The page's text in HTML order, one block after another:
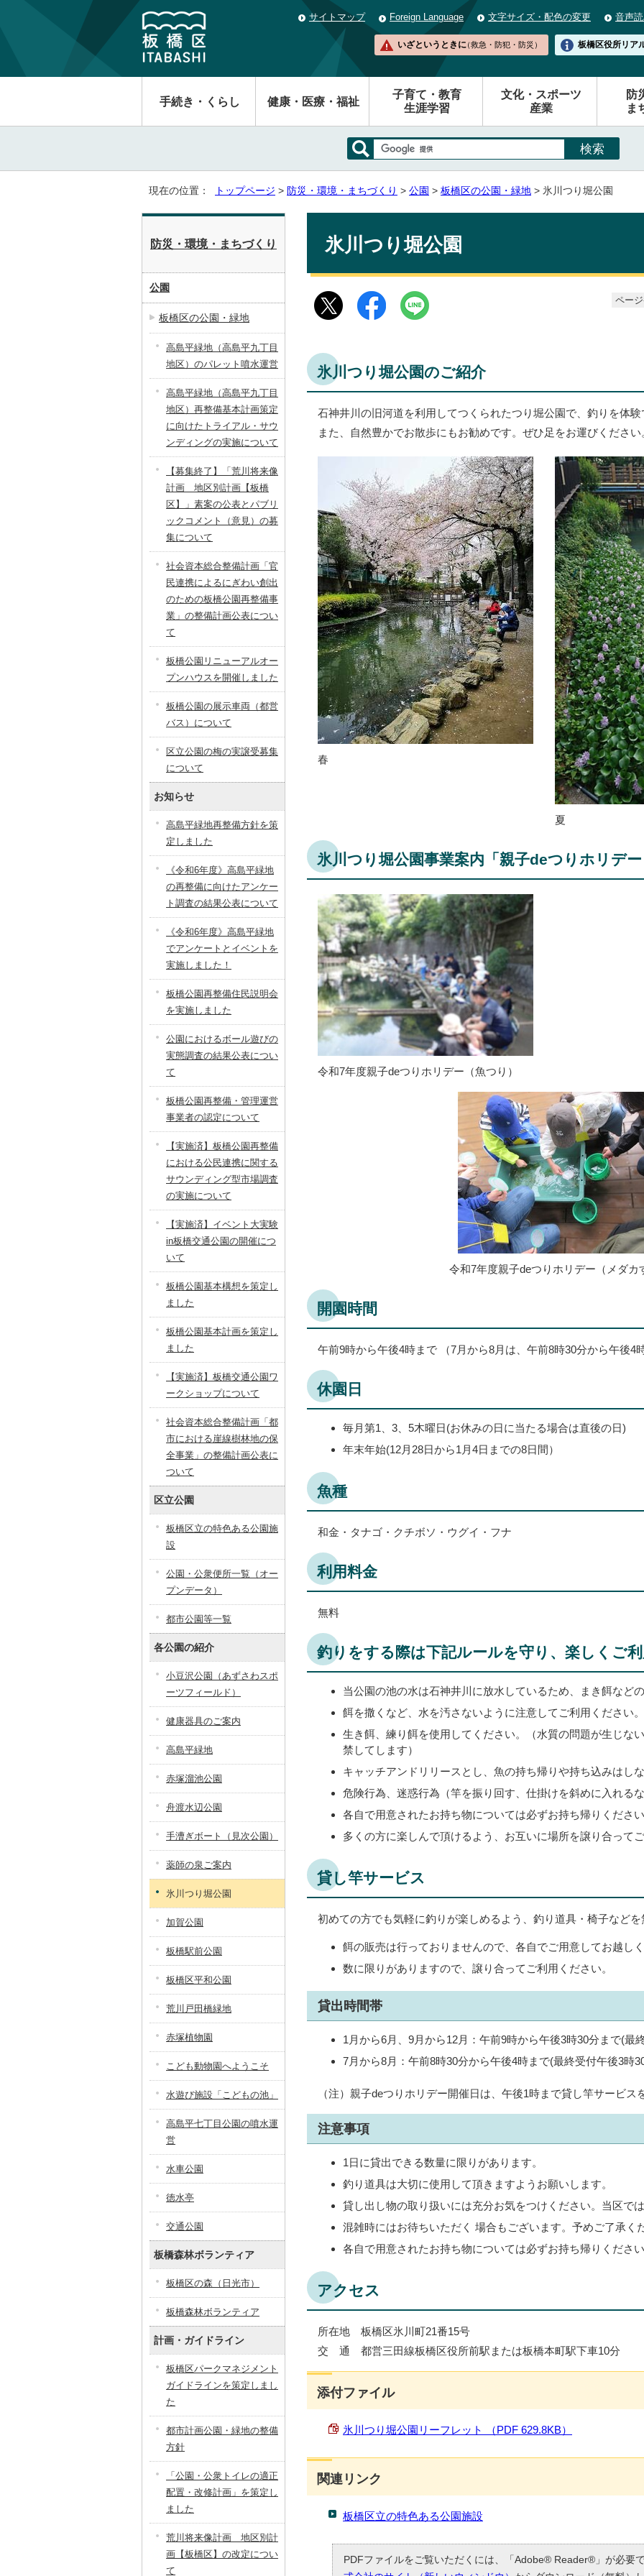
サイトマップ Foreign Language 文字サイズ・配色の変更 音声
いざというときに（救急・防犯・防災） 板橋区役所リア
手続き・くらし 健康・医療・福祉
子育て・教育
生涯学習
文化・スポーツ
産業
防
ま
現在の位置： トップページ > 防災・環境・まちづくり > 公園 > 板橋区の公園・緑地 > 氷川つり堀公園
氷川つり堀公園
ペー
氷川つり堀公園のご紹介
石神井川の旧河道を利用してつくられたつり堀公園で、釣りを体
また、自然豊かでお散歩にもお勧めです。ぜひ足をお運びください
春
夏
氷川つり堀公園事業案内「親子deつりホリデ
令和7年度親子deつりホリデー（魚つり）
令和7年度親子deつりホリデー（メダカ
開園時間
午前9時から午後4時まで （7月から8月は、午前8時30分から午後4
休園日
毎月第1、3、5木曜日(お休みの日に当たる場合は直後の日)
年末年始(12月28日から1月4日までの8日間）
魚種
和金・タナゴ・クチボソ・ウグイ・フナ
利用料金
無料
釣りをする際は下記ルールを守り、楽しくご
当公園の池の水は石神井川に放水しているため、まき餌など
餌を撒くなど、水を汚さないように注意してご利用ください。
生き餌、練り餌を使用してください。（水質の問題が生じな
禁してします）
キャッチアンドリリースとし、魚の持ち帰りや持ち込みはし
危険行為、迷惑行為（竿を振り回す、仕掛けを斜めに入れる
各自で用意されたお持ち物については必ずお持ち帰りくださ
多くの方に楽しんで頂けるよう、お互いに場所を譲り合って
貸し竿サービス
初めての方でも気軽に釣りが楽しめるよう、釣り道具・椅子など
餌の販売は行っておりませんので、各自でご用意してお越し
数に限りがありますので、譲り合ってご利用ください。
貸出時間帯
1月から6月、9月から12月：午前9時から午後3時30分まで(最
7月から8月：午前8時30分から午後4時まで(最終受付午後3時
（注）親子deつりホリデー開催日は、午後1時まで貸し竿サービス
注意事項
1日に貸出できる数量に限りがあります。
釣り道具は大切に使用して頂きますようお願いします。
貸し出し物の取り扱いには充分お気をつけください。当区で
混雑時にはお待ちいただく 場合もございます。予めご了承く
各自で用意されたお持ち物については必ずお持ち帰りくださ
アクセス
所在地 板橋区氷川町21番15号
交 通 都営三田線板橋区役所前駅または板橋本町駅下車10分
添付ファイル
氷川つり堀公園リーフレット （PDF 629.8KB）
関連リンク
板橋区立の特色ある公園施設
PDFファイルをご覧いただくには、「Adobe® Reader®」が必要
防災・環境・まちづくり
公園
板橋区の公園・緑地
高島平緑地（高島平九丁目
地区）のパレット噴水運営
高島平緑地（高島平九丁目
地区）再整備基本計画策定
に向けたトライアル・サウ
ンディングの実施について
【募集終了】「荒川将来像
計画 地区別計画【板橋
区】」素案の公表とパブリ
ックコメント（意見）の募
集について
社会資本総合整備計画「官
民連携によるにぎわい創出
のための板橋公園再整備事
業」の整備計画公表につい
て
板橋公園リニューアルオー
プンハウスを開催しました
板橋公園の展示車両（都営
バス）について
区立公園の梅の実譲受募集
について
お知らせ
高島平緑地再整備方針を策
定しました
《令和6年度》高島平緑地
の再整備に向けたアンケー
ト調査の結果公表について
《令和6年度》高島平緑地
でアンケートとイベントを
実施しました！
板橋公園再整備住民説明会
を実施しました
公園におけるボール遊びの
実態調査の結果公表につい
て
板橋公園再整備・管理運営
事業者の認定について
【実施済】板橋公園再整備
における公民連携に関する
サウンディング型市場調査
の実施について
【実施済】イベント大実験
in板橋交通公園の開催につ
いて
板橋公園基本構想を策定し
ました
板橋公園基本計画を策定し
ました
【実施済】板橋交通公園ワ
ークショップについて
社会資本総合整備計画「都
市における崖線樹林地の保
全事業」の整備計画公表に
ついて
区立公園
板橋区立の特色ある公園施
設
公園・公衆便所一覧（オー
プンデータ）
都市公園等一覧
各公園の紹介
小豆沢公園（あずさわスポ
ーツフィールド）
健康器具のご案内
高島平緑地
赤塚溜池公園
舟渡水辺公園
手漕ぎボート（見次公園）
薬師の泉ご案内
氷川つり堀公園
加賀公園
板橋駅前公園
板橋区平和公園
荒川戸田橋緑地
赤塚植物園
こども動物園へようこそ
水遊び施設「こどもの池」
高島平七丁目公園の噴水運
営
水車公園
徳水亭
交通公園
板橋森林ボランティア
板橋区の森（日光市）
板橋森林ボランティア
計画・ガイドライン
板橋区パークマネジメント
ガイドラインを策定しまし
た
都市計画公園・緑地の整備
方針
「公園・公衆トイレの適正
配置・改修計画」を策定し
ました
荒川将来像計画 地区別計
画【板橋区】の改定につい
て